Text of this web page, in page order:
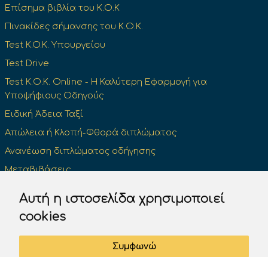
Αυτή η ιστοσελίδα χρησιμοποιεί
cookies
Συμφωνώ
Επίσημα βιβλία του Κ.Ο.Κ
Πινακίδες σήμανσης του Κ.Ο.Κ.
Test K.O.K. Υπουργείου
Test Drive
Test Κ.Ο.Κ. Online - Η Καλύτερη Εφαρμογή για
Υποψήφιους Οδηγούς
Ειδική Άδεια Ταξί
Απώλεια ή Κλοπή-Φθορά διπλώματος
Ανανέωση διπλώματος οδήγησης
Μεταβιβάσεις
Σύστημα Ελέγχου Συμπεριφοράς Οδηγών (Σ.Ε.Σ.Ο.)
Προσωρινή Άδεια Οδήγησης